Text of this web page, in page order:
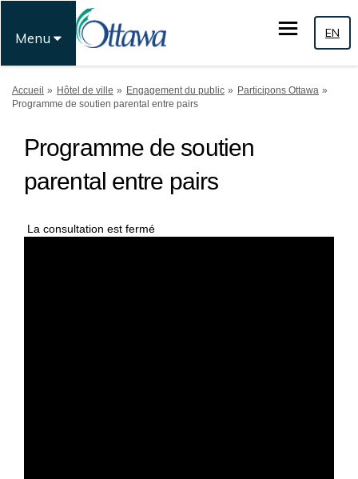
Menu EN
Vous êtes ici:
Accueil Hôtel de ville Engagement du public
Participons Ottawa
Programme de soutien parental entre pairs
Programme de soutien
parental entre pairs
La consultation est fermé